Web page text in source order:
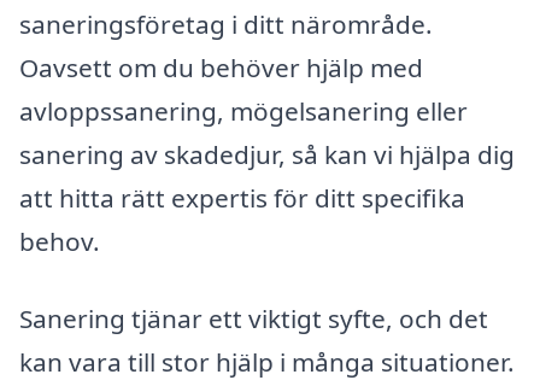
saneringsföretag i ditt närområde.
Oavsett om du behöver hjälp med
avloppssanering, mögelsanering eller
sanering av skadedjur, så kan vi hjälpa dig
att hitta rätt expertis för ditt specifika
behov.
Sanering tjänar ett viktigt syfte, och det
kan vara till stor hjälp i många situationer.